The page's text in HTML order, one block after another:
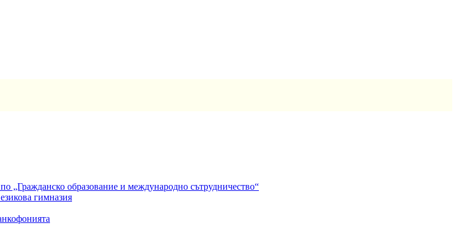
„Гражданско образование и международно сътрудничество“
гимназия